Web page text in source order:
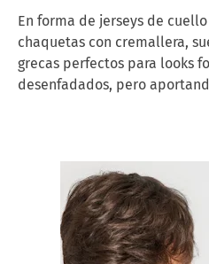
En forma de jerseys de
chaquetas con cremallera,
grecas perfectos para looks
desenfadados, pero